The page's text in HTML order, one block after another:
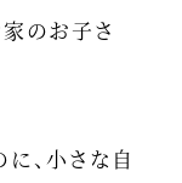
のお子さ
、小さな自